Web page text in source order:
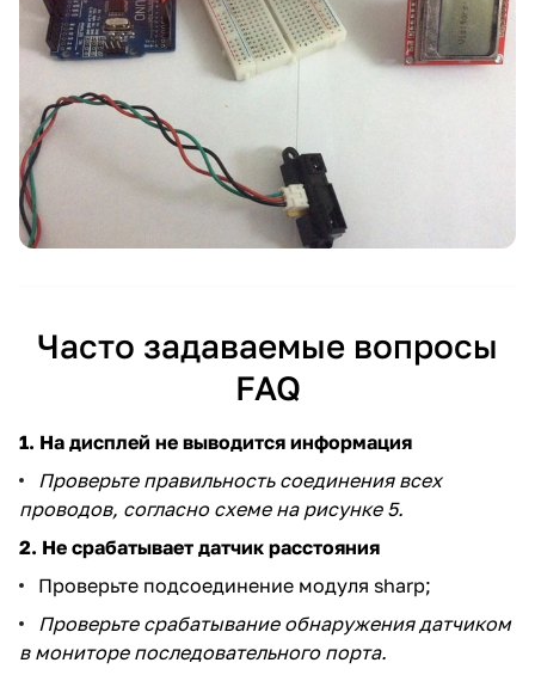
Часто задаваемые вопросы
FAQ
1. На дисплей не выводится информация
Проверьте правильность соединения всех
проводов, согласно схеме на рисунке 5.
2. Не срабатывает датчик расстояния
Проверьте подсоединение модуля sharp;
Проверьте срабатывание обнаружения датчиком
в мониторе последовательного порта.